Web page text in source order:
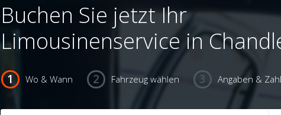
Buchen Sie jetzt Ihr
Limousinenservice in
Wo & Wann Fahrzeug wählen Angaben &